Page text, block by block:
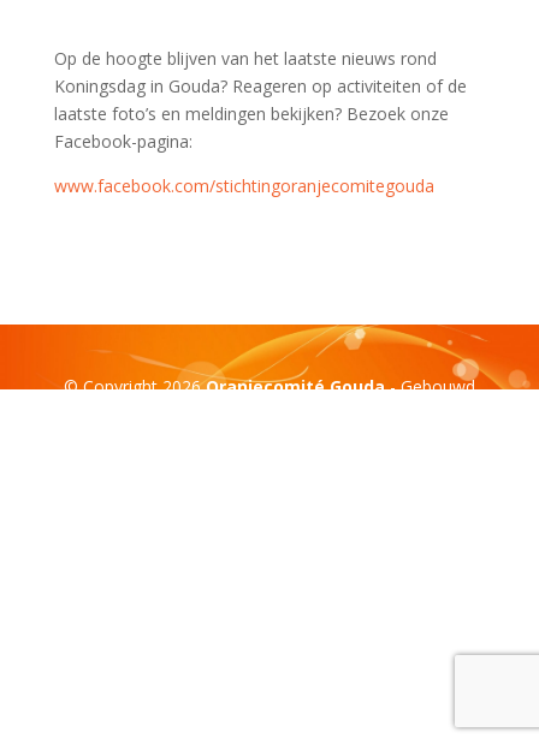
Op de hoogte blijven van het laatste nieuws rond
Koningsdag in Gouda? Reageren op activiteiten of de
laatste foto’s en meldingen bekijken? Bezoek onze
Facebook-pagina:
www.facebook.com/stichtingoranjecomitegouda
© Copyright 2026Oranjecomité Gouda- Gebouwd